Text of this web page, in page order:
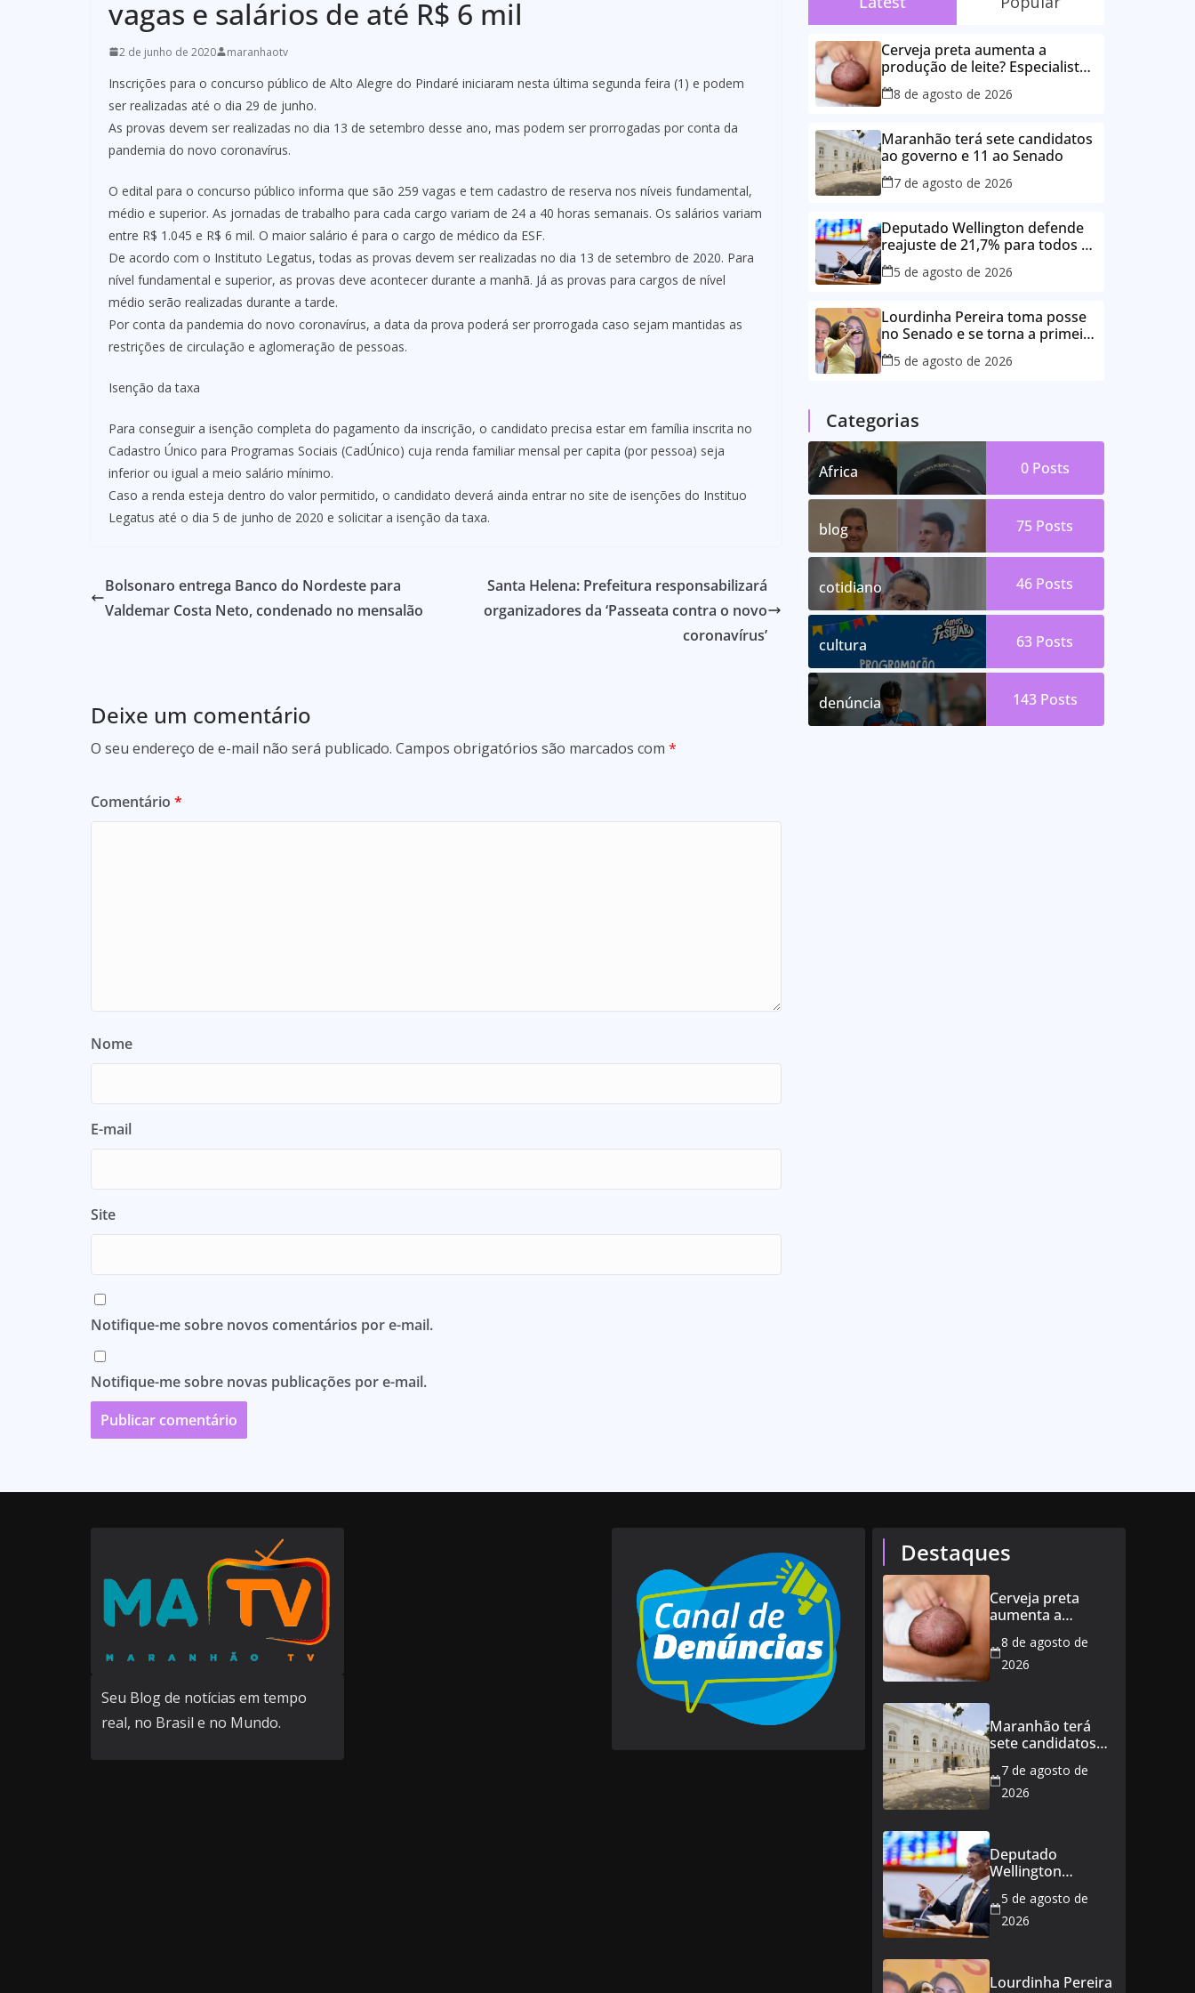
vagas e salários de até R$ 6 mil
2 de junho de 2020 maranhaotv
Inscrições para o concurso público de Alto Alegre do Pindaré iniciaram nesta última segunda feira (1) e podem
ser realizadas até o dia 29 de junho.
As provas devem ser realizadas no dia 13 de setembro desse ano, mas podem ser prorrogadas por conta da
pandemia do novo coronavírus.
O edital para o concurso público informa que são 259 vagas e tem cadastro de reserva nos níveis fundamental,
médio e superior. As jornadas de trabalho para cada cargo variam de 24 a 40 horas semanais. Os salários variam
entre R$ 1.045 e R$ 6 mil. O maior salário é para o cargo de médico da ESF.
De acordo com o Instituto Legatus, todas as provas devem ser realizadas no dia 13 de setembro de 2020. Para
nível fundamental e superior, as provas deve acontecer durante a manhã. Já as provas para cargos de nível
médio serão realizadas durante a tarde.
Por conta da pandemia do novo coronavírus, a data da prova poderá ser prorrogada caso sejam mantidas as
restrições de circulação e aglomeração de pessoas.
Isenção da taxa
Para conseguir a isenção completa do pagamento da inscrição, o candidato precisa estar em família inscrita no
Cadastro Único para Programas Sociais (CadÚnico) cuja renda familiar mensal per capita (por pessoa) seja
inferior ou igual a meio salário mínimo.
Caso a renda esteja dentro do valor permitido, o candidato deverá ainda entrar no site de isenções do Instituo
Legatus até o dia 5 de junho de 2020 e solicitar a isenção da taxa.
Bolsonaro entrega Banco do Nordeste para
Valdemar Costa Neto, condenado no mensalão
Santa Helena: Prefeitura responsabilizará
organizadores da ‘Passeata contra o novo
coronavírus’
Deixe um comentário
O seu endereço de e-mail não será publicado. Campos obrigatórios são marcados com *
Comentário *
Nome
E-mail
Site
Notifique-me sobre novos comentários por e-mail.
Notifique-me sobre novas publicações por e-mail.
Cerveja preta aumenta a
produção de leite? Especialista
esclarece as principais crenças
sobre a alimentação durante a
8 de agosto de 2026
Maranhão terá sete candidatos
ao governo e 11 ao Senado
7 de agosto de 2026
Deputado Wellington defende
reajuste de 21,7% para todos os
servidores públicos e
aposentados do Maranhão
5 de agosto de 2026
Lourdinha Pereira toma posse
no Senado e se torna a primeira
senadora de Coroatá
5 de agosto de 2026
Categorias
Africa 0 Posts
blog 75 Posts
cotidiano 46 Posts
cultura 63 Posts
denúncia 143 Posts
Seu Blog de notícias em tempo
real, no Brasil e no Mundo.
Destaques
Cerveja preta
aumenta a
Especialista
esclarece as
alimentação
durante a
amamentação
8 de agosto de
2026
Maranhão terá
sete candidatos
ao Senado
7 de agosto de
2026
Deputado
Wellington
de 21,7% para
todos os
aposentados do
5 de agosto de
2026
Lourdinha Pereira